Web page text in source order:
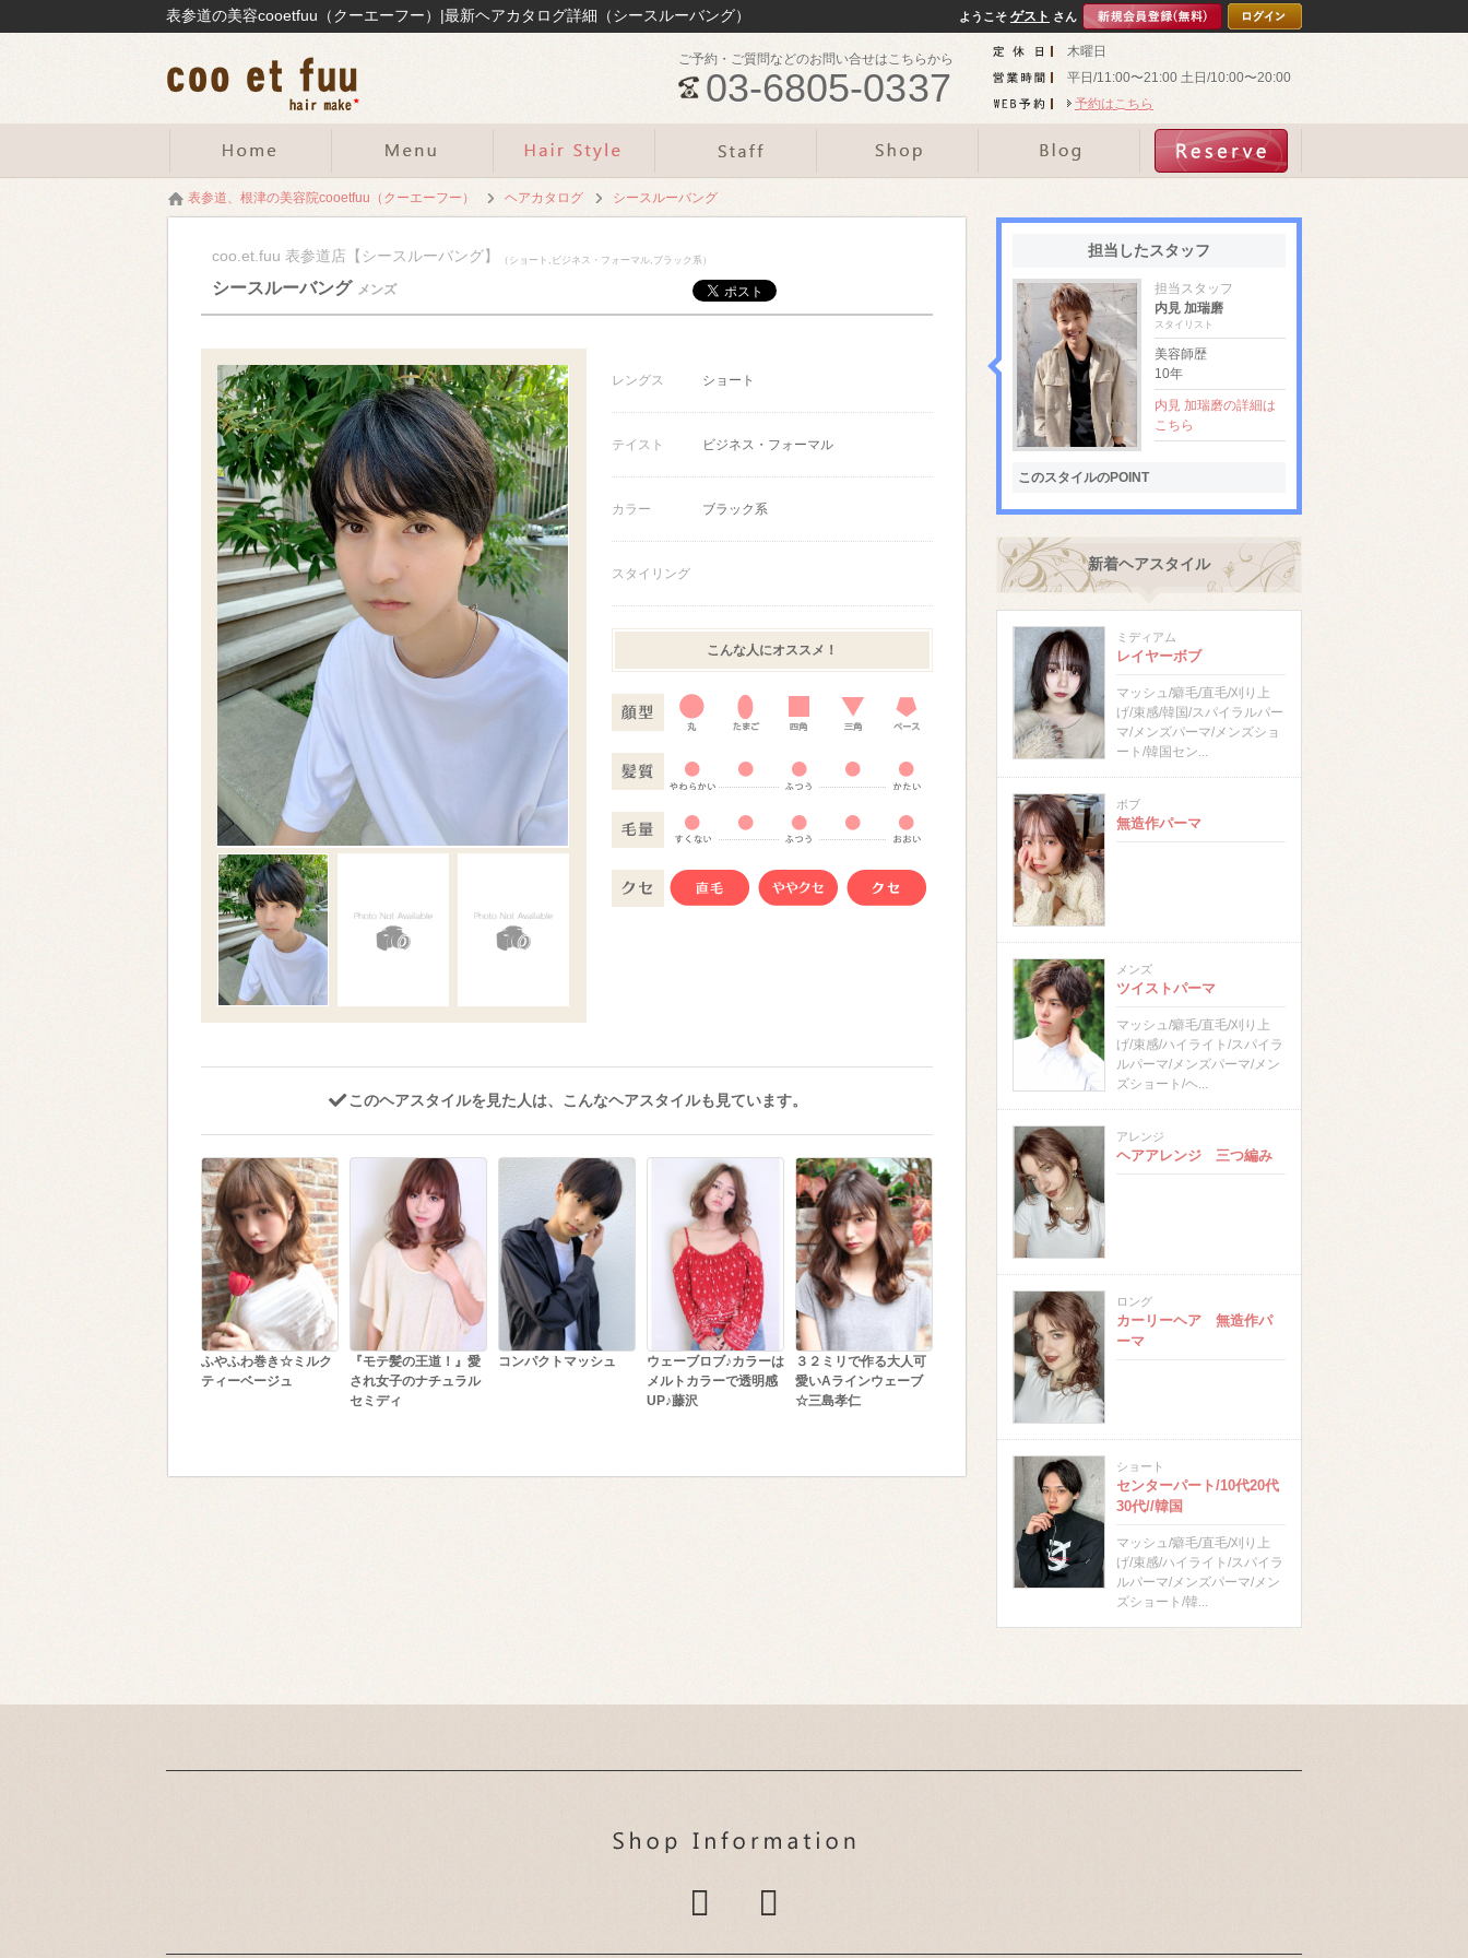
表参道の美容cooetfuu（クーエーフー）|最新ヘアカタログ詳細（シースルーバング）
木曜日
平日/11:00〜21:00 土日/10:00〜20:00
予約はこちら
ご予約・ご質問などのお問い合せはこちらから
03-6805-0337
ようこそ ゲスト さん
表参道、根津の美容院cooetfuu（クーエーフー） ヘアカタログ シースルーバング
coo.et.fuu 表参道店【シースルーバング】 （ショート,ビジネス・フォーマル,ブラック系）
シースルーバング メンズ
レングス ショート
テイスト ビジネス・フォーマル
カラー ブラック系
スタイリング
こんな人にオススメ！
このヘアスタイルを見た人は、こんなヘアスタイルも見ています。
ふやふわ巻き☆ミルク
ティーベージュ
『モテ髪の王道！』愛
され女子のナチュラル
セミディ
コンパクトマッシュ
ウェーブロブ♪カラーは
メルトカラーで透明感
UP♪藤沢
３２ミリで作る大人可
愛いAラインウェーブ
☆三島孝仁
担当したスタッフ
担当スタッフ
内見 加瑞磨
スタイリスト
美容師歴
10年
内見 加瑞磨の詳細は
こちら
このスタイルのPOINT
新着ヘアスタイル
ミディアム
レイヤーボブ
マッシュ/癖毛/直毛/刈り上
げ/束感/韓国/スパイラルパー
マ/メンズパーマ/メンズショ
ート/韓国セン...
ボブ
無造作パーマ
メンズ
ツイストパーマ
マッシュ/癖毛/直毛/刈り上
げ/束感/ハイライト/スパイラ
ルパーマ/メンズパーマ/メン
ズショート/ヘ...
アレンジ
ヘアアレンジ 三つ編み
ロング
カーリーヘア 無造作パ
ーマ
ショート
センターパート/10代20代
30代//韓国
マッシュ/癖毛/直毛/刈り上
げ/束感/ハイライト/スパイラ
ルパーマ/メンズパーマ/メン
ズショート/韓...